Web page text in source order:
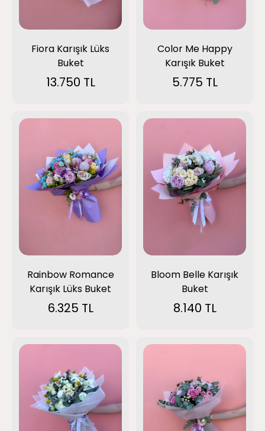
Fiora Karışık Lüks
Buket
13.750 TL
Color Me Happy
Karışık Buket
5.775 TL
Rainbow Romance
Karışık Lüks Buket
6.325 TL
Bloom Belle Karışık
Buket
8.140 TL